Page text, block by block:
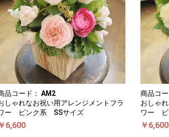
品コード： AM2
しゃれなお祝い用アレンジメントフラ
ー ピンク系 SSサイズ
6,600
商品コー
おしゃ
ワー ビ
￥6,600